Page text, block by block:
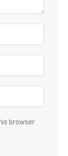
browser